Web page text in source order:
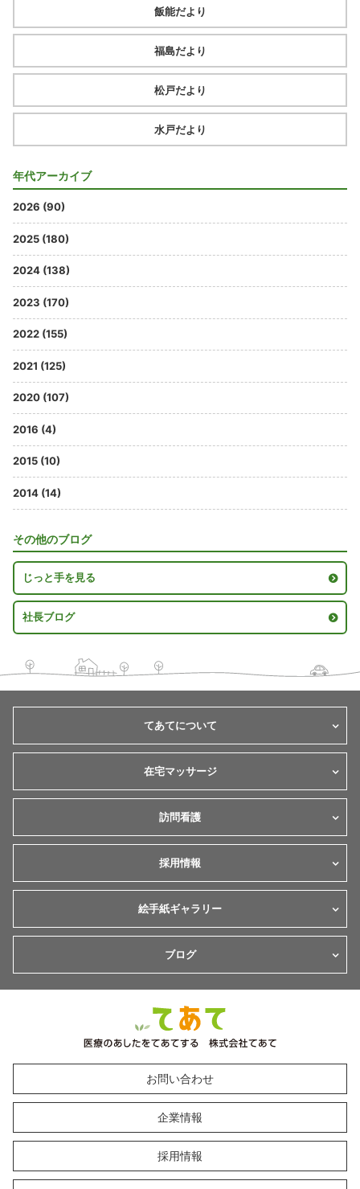
飯能だより
福島だより
松戸だより
水戸だより
年代アーカイブ
2026 (90)
2025 (180)
2024 (138)
2023 (170)
2022 (155)
2021 (125)
2020 (107)
2016 (4)
2015 (10)
2014 (14)
その他のブログ
じっと手を見る
社長ブログ
てあてについて
在宅マッサージ
訪問看護
採用情報
絵手紙ギャラリー
ブログ
お問い合わせ
企業情報
採用情報